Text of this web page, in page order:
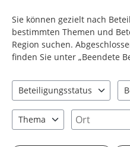
Sie können gezielt nach
bestimmten Themen und
Region suchen.
finden Sie unter „Beendete
Beteiligungsstatus
Thema
Ort